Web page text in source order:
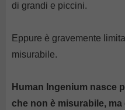
di grandi e piccini.
Eppure è gravemente
misurabile.
Human Ingenium nasce
che non è misurabile,